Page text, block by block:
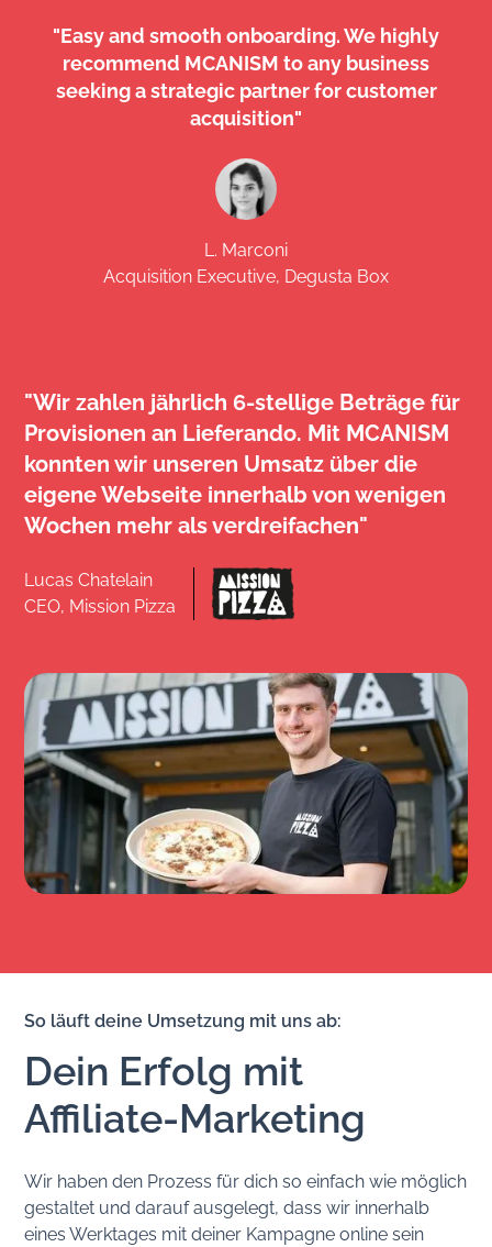
"Easy and smooth onboarding. We highly
recommend MCANISM to any business
seeking a strategic partner for customer
acquisition"
L. Marconi
Acquisition Executive, Degusta Box
"Wir zahlen jährlich 6-stellige Beträge für
Provisionen an Lieferando. Mit MCANISM
konnten wir unseren Umsatz über die
eigene Webseite innerhalb von wenigen
Wochen mehr als verdreifachen"
Lucas Chatelain
CEO, Mission Pizza
So läuft deine Umsetzung mit uns ab:
Dein Erfolg mit
Affiliate-Marketing
Wir haben den Prozess für dich so einfach wie möglich
gestaltet und darauf ausgelegt, dass wir innerhalb
eines Werktages mit deiner Kampagne online sein